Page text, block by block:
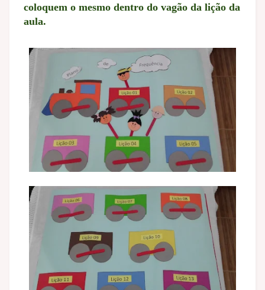
coloquem o mesmo dentro do vagão da lição da
aula.